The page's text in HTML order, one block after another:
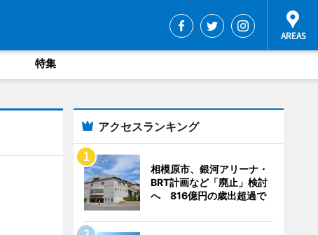
特集
アクセスランキング
相模原市、銀河アリーナ・
BRT計画など「廃止」検討
へ 816億円の歳出超過で